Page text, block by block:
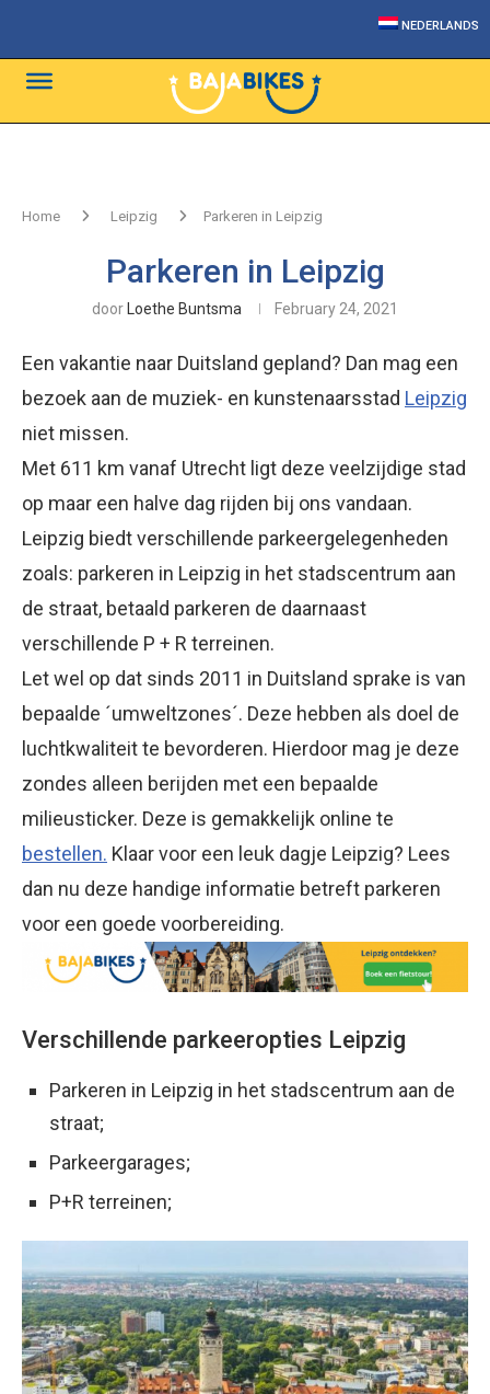
NEDERLANDS
Home Leipzig Parkeren in Leipzig
Parkeren in Leipzig
door Loethe Buntsma February 24, 2021
Een vakantie naar Duitsland gepland? Dan mag een
bezoek aan de muziek- en kunstenaarsstad Leipzig
niet missen.
Met 611 km vanaf Utrecht ligt deze veelzijdige stad
op maar een halve dag rijden bij ons vandaan.
Leipzig biedt verschillende parkeergelegenheden
zoals: parkeren in Leipzig in het stadscentrum aan
de straat, betaald parkeren de daarnaast
verschillende P + R terreinen.
Let wel op dat sinds 2011 in Duitsland sprake is van
bepaalde ´umweltzones´. Deze hebben als doel de
luchtkwaliteit te bevorderen. Hierdoor mag je deze
zondes alleen berijden met een bepaalde
milieusticker. Deze is gemakkelijk online te
bestellen. Klaar voor een leuk dagje Leipzig? Lees
dan nu deze handige informatie betreft parkeren
voor een goede voorbereiding.
Verschillende parkeeropties Leipzig
Parkeren in Leipzig in het stadscentrum aan de
straat;
Parkeergarages;
P+R terreinen;